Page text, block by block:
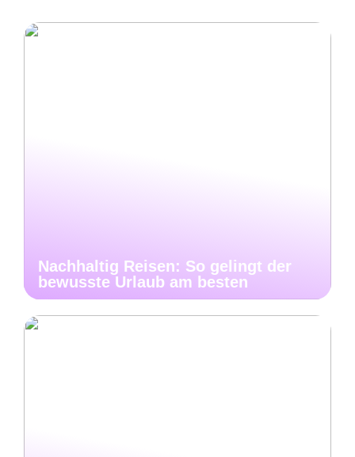
Nachhaltig Reisen: So gelingt der
bewusste Urlaub am besten